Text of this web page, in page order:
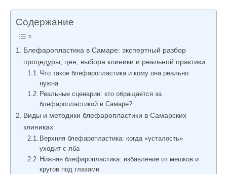
Содержание
Блефаропластика в Самаре: экспертный разбор
процедуры, цен, выбора клиники и реальной практики
Что такое блефаропластика и кому она реально
нужна
Реальные сценарии: кто обращается за
блефаропластикой в Самаре?
Виды и методики блефаропластики в Самарских
клиниках
Верхняя блефаропластика: когда «усталость»
уходит с лба
Нижняя блефаропластика: избавление от мешков и
кругов под глазами